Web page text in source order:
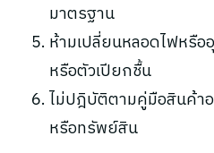
มาตรฐาน
ห้ามเปลี่ยนหลอดไฟหรื
หรือตัวเปียกชื้น
ไม่ปฎิบัติตามคู่มือสินค้า
หรือทรัพย์สิน